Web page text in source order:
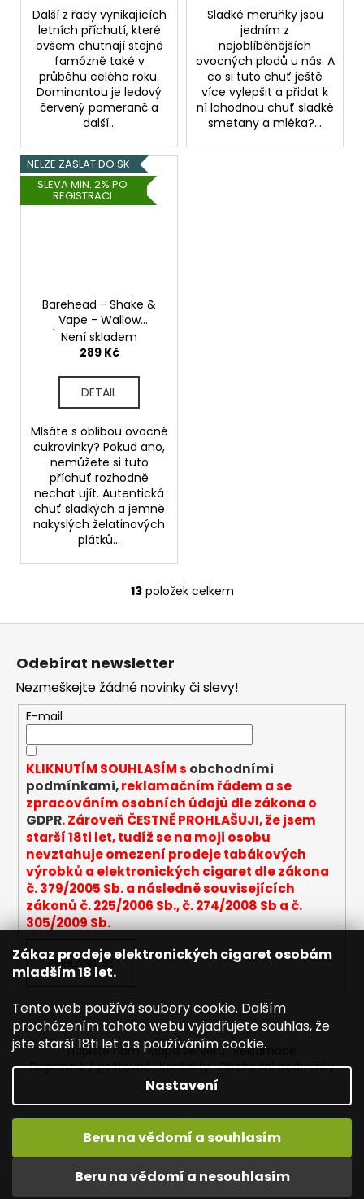
Zákaz prodeje elektronických cigaret osobám
mladším 18 let.
Tento web používá soubory cookie. Dalším
procházením tohoto webu vyjadřujete souhlas, že
jste starší 18ti let a s používáním cookie.
Nastavení
Beru na vědomí a nesouhlasím
Beru na vědomí a souhlasím
Vítejte na JOYETECH. DORUČENÍ ZDARMA zásilkovnou nad
Další z řady vynikajících
letních příchutí, které
ovšem chutnají stejně
famózně také v
průběhu celého roku.
Dominantou je ledový
červený pomeranč a
další...
Sladké meruňky jsou
jedním z
nejoblíběnějších
ovocných plodů u nás. A
co si tuto chuť ještě
více vylepšit a přidat k
ní lahodnou chuť sladké
smetany a mléka?...
NELZE ZASLAT DO SK
SLEVA MIN. 2% PO
REGISTRACI
Barehead - Shake &
Vape - Wallow
(Ostružinové želé
plátky) - 20ml
Není skladem
289 Kč
DETAIL
Mlsáte s oblibou ovocné
cukrovinky? Pokud ano,
nemůžete si tuto
příchuť rozhodně
nechat ujít. Autentická
chuť sladkých a jemně
nakyslých želatinových
plátků...
O
v
a
c
í
p
r
v
k
y
v
ý
p
i
s
u
13položek celkem
Z
Odebírat newsletter
Nezmeškejte žádné novinky či slevy!
E-mail
KLIKNUTÍM SOUHLASÍM s obchodními
podmínkami,reklamačním řádem a se
zpracováním osobních údajů dle zákona o
GDPR. Zároveň ČESTNĚ PROHLAŠUJI, že jsem
starší 18ti let, tudíž se na moji osobu
nevztahuje omezení prodeje tabákových
výrobků a elektronických cigaret dle zákona
č. 379/2005 Sb. a následně souvisejících
zákonů č. 225/2006 Sb., č. 274/2008 Sb a č.
305/2009 Sb.
PŘIHLÁSIT SE
Napište nám Mapa serveru Reklamace
Dopravné / poštovné Kontakty Obchodní podmínky
Vytvořil Shoptet
Copyright 2026Joyetech - Značkové elektronické
cigarety. Všechna práva vyhrazena.Upravit nastavení
cookies